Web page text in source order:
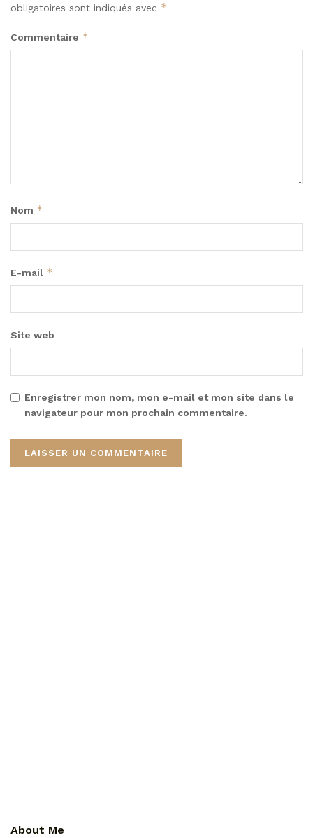
obligatoires sont indiqués avec *
Commentaire *
Nom *
E-mail *
Site web
Enregistrer mon nom, mon e-mail et mon site dans le
navigateur pour mon prochain commentaire.
About Me